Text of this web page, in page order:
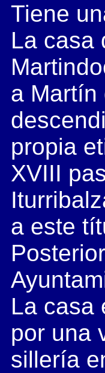
Tiene
La casa
a Martín
propia
XVIII
a este
La casa
por una
sillería